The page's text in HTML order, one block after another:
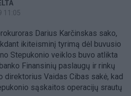
11:05
Darius Karčinskas sako,
ikiteisminį tyrimą dėl buvusio
Stepukonio veiklos buvo atlikta
Finansinių paslaugų ir rinkų
direktorius Vaidas Cibas sakė, kad
sąskaitos operacijų srautų